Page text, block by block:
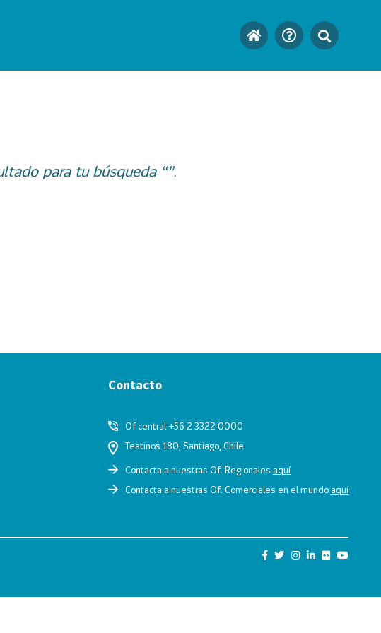
para tu búsqueda “”.
Contacto
Of central +56 2 3322 0000
Teatinos 180, Santiago, Chile.
Contacta a nuestras Of. Regionales aquí
Contacta a nuestras Of. Comerciales en el mundoaquí